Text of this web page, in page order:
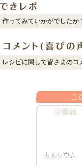
作ってみていかがでしたか
レシピに関して皆さまのコ
こ